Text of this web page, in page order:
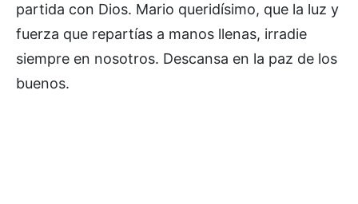
partida con Dios. Mario queridísimo, que la luz y
fuerza que repartías a manos llenas, irradie
siempre en nosotros. Descansa en la paz de los
buenos.